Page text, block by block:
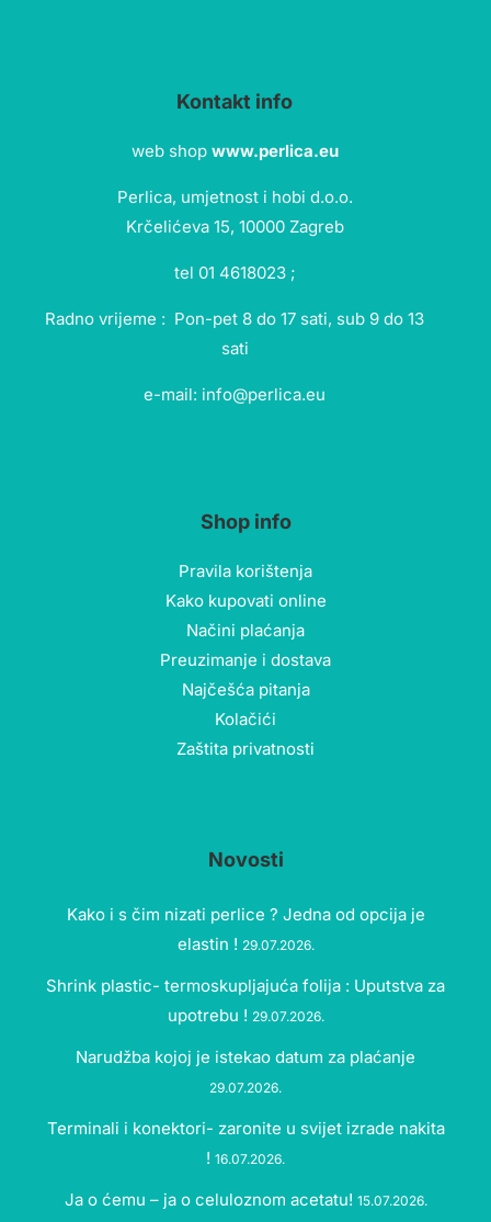
Kontakt info
web shop www.perlica.eu
Perlica, umjetnost i hobi d.o.o.
Krčelićeva 15, 10000 Zagreb
tel 01 4618023 ;
Radno vrijeme : Pon-pet 8 do 17 sati, sub 9 do 13
sati
e-mail: info@perlica.eu
Shop info
Pravila korištenja
Kako kupovati online
Načini plaćanja
Preuzimanje i dostava
Najčešća pitanja
Kolačići
Zaštita privatnosti
Novosti
Kako i s čim nizati perlice ? Jedna od opcija je
elastin ! 29.07.2026.
Shrink plastic- termoskupljajuća folija : Uputstva za
upotrebu ! 29.07.2026.
Narudžba kojoj je istekao datum za plaćanje
29.07.2026.
Terminali i konektori- zaronite u svijet izrade nakita
! 16.07.2026.
Ja o ćemu – ja o celuloznom acetatu! 15.07.2026.